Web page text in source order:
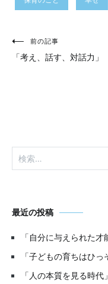
投
稿
ー
シ
ン
前の記事
「考え、話す、対話力」
検
索:
最近の投稿
「自分に与えられた才
「子どもの育ちはひっ
「人の本質を見る時代」